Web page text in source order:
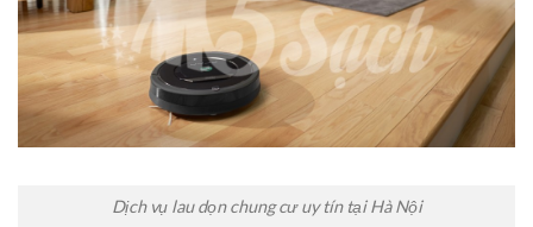
Dịch vụ lau dọn chung cư uy tín tại Hà Nội